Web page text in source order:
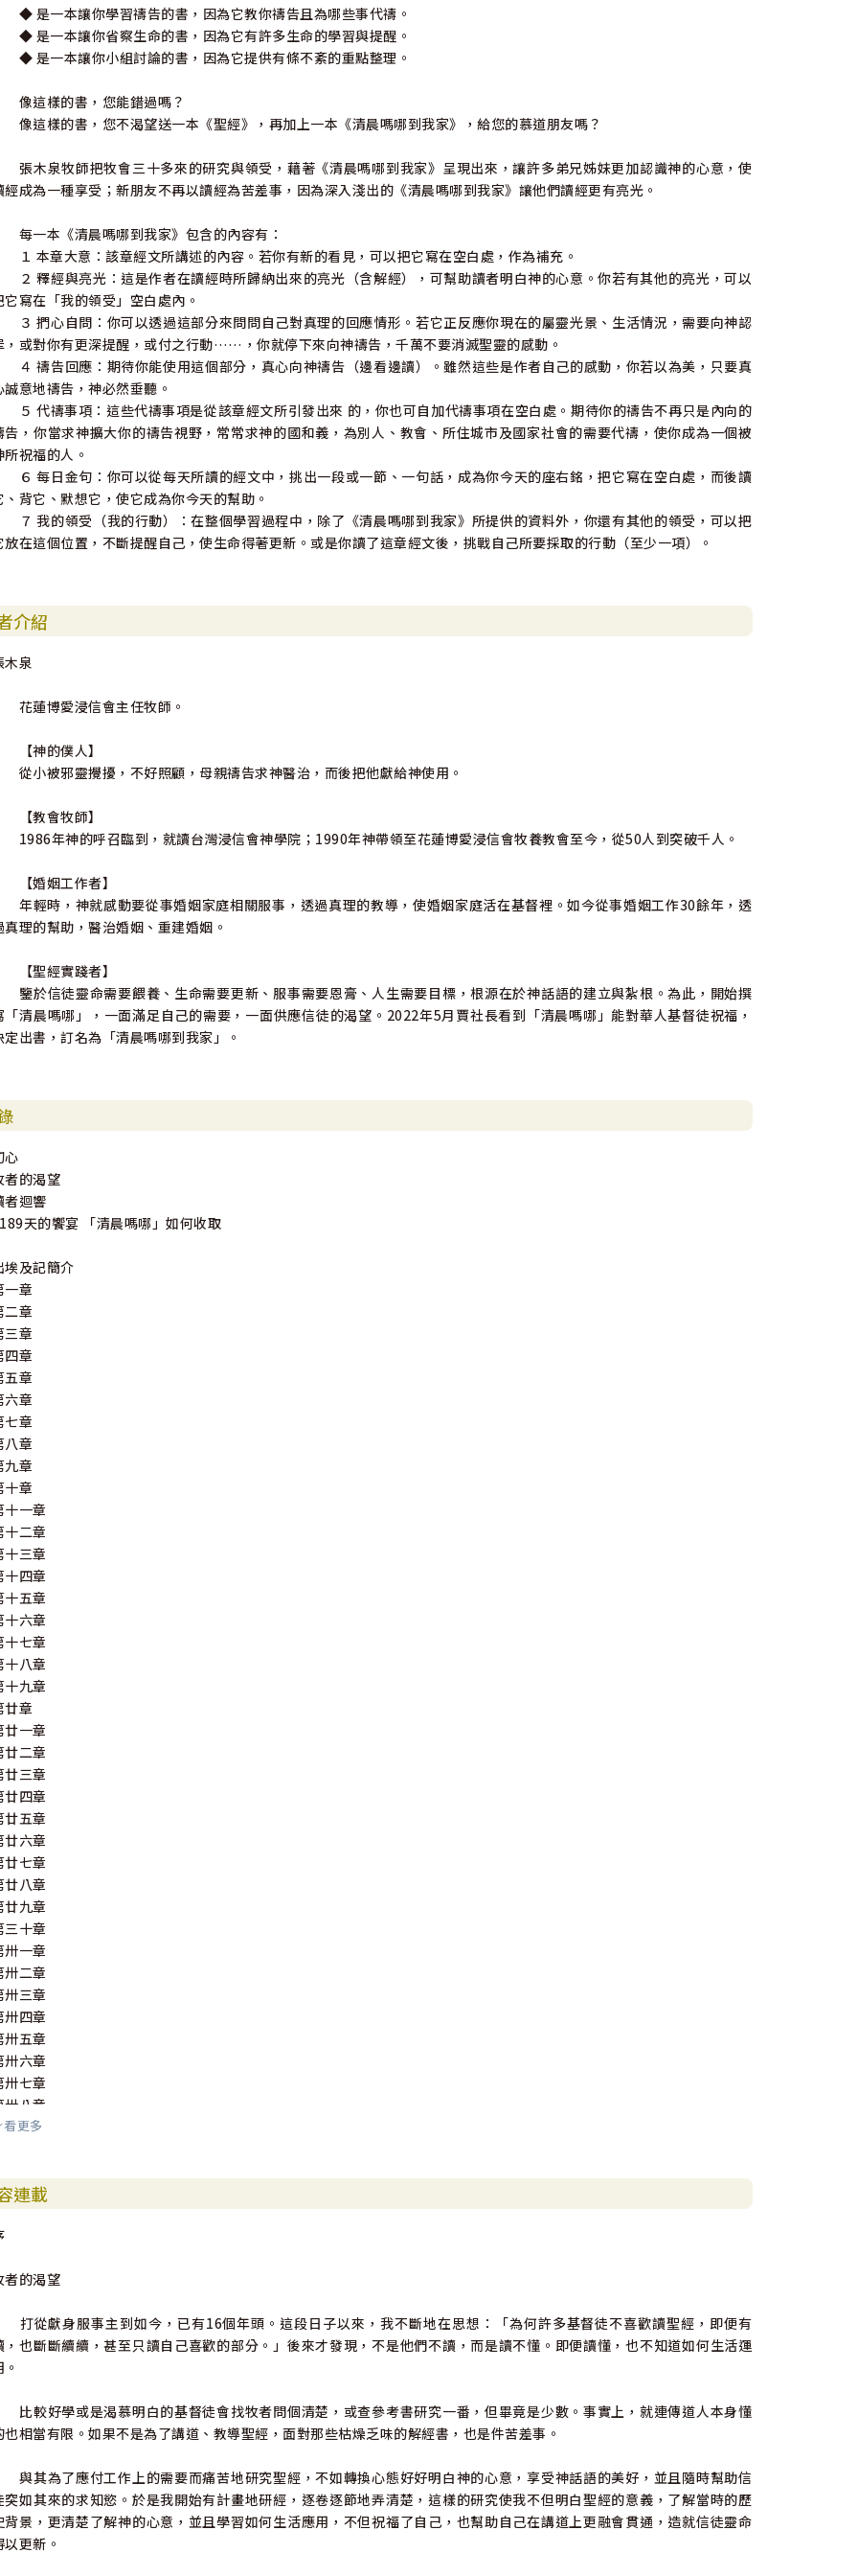
是一本讓你學習禱告的書，因為它教你禱告且為哪些事代禱。
是一本讓你省察生命的書，因為它有許多生命的學習與提醒。
是一本讓你小組討論的書，因為它提供有條不紊的重點整理。
這樣的書，您能錯過嗎？
這樣的書，您不渴望送一本《聖經》，再加上一本《清晨嗎哪到我家》，給您的慕道朋友嗎？
木泉牧師把牧會三十多來的研究與領受，藉著《清晨嗎哪到我家》呈現出來，讓許多弟兄姊妹更加認識神的心意，使
經成為一種享受；新朋友不再以讀經為苦差事，因為深入淺出的《清晨嗎哪到我家》讓他們讀經更有亮光。
一本《清晨嗎哪到我家》包含的內容有：
本章大意：該章經文所講述的內容。若你有新的看見，可以把它寫在空白處，作為補充。
釋經與亮光：這是作者在讀經時所歸納出來的亮光（含解經），可幫助讀者明白神的心意。你若有其他的亮光，可以
它寫在「我的領受」空白處內。
捫心自問：你可以透過這部分來問問自己對真理的回應情形。若它正反應你現在的屬靈光景、生活情況，需要向神認
，或對你有更深提醒，或付之行動……，你就停下來向神禱告，千萬不要消滅聖靈的感動。
禱告回應：期待你能使用這個部分，真心向神禱告（邊看邊讀）。雖然這些是作者自己的感動，你若以為美，只要真
誠意地禱告，神必然垂聽。
代禱事項：這些代禱事項是從該章經文所引發出來 的，你也可自加代禱事項在空白處。期待你的禱告不再只是內向的
告，你當求神擴大你的禱告視野，常常求神的國和義，為別人、教會、所住城市及國家社會的需要代禱，使你成為一個被
所祝福的人。
每日金句：你可以從每天所讀的經文中，挑出一段或一節、一句話，成為你今天的座右銘，把它寫在空白處，而後讀
、背它、默想它，使它成為你今天的幫助。
我的領受（我的行動）：在整個學習過程中，除了《清晨嗎哪到我家》所提供的資料外，你還有其他的領受，可以把
放在這個位置，不斷提醒自己，使生命得著更新。或是你讀了這章經文後，挑戰自己所要採取的行動（至少一項）。
介紹
木泉
蓮博愛浸信會主任牧師。
神的僕人】
小被邪靈攪擾，不好照顧，母親禱告求神醫治，而後把他獻給神使用。
教會牧師】
年神的呼召臨到，就讀台灣浸信會神學院；1990年神帶領至花蓮博愛浸信會牧養教會至今，從50人到突破千人。
婚姻工作者】
輕時，神就感動要從事婚姻家庭相關服事，透過真理的教導，使婚姻家庭活在基督裡。如今從事婚姻工作30餘年，透
真理的幫助，醫治婚姻、重建婚姻。
聖經實踐者】
於信徒靈命需要餵養、生命需要更新、服事需要恩膏、人生需要目標，根源在於神話語的建立與紮根。為此，開始撰
「清晨嗎哪」，一面滿足自己的需要，一面供應信徒的渴望。2022年5月賈社長看到「清晨嗎哪」能對華人基督徒祝福，
定出書，訂名為「清晨嗎哪到我家」。
心
者的渴望
者迴響
天的饗宴 「清晨嗎哪」如何收取
埃及記簡介
一章
二章
三章
四章
五章
六章
七章
八章
九章
十章
十一章
十二章
十三章
十四章
十五章
十六章
十七章
十八章
十九章
廿章
廿一章
廿二章
廿三章
廿四章
廿五章
廿六章
廿七章
廿八章
廿九章
三十章
卅一章
卅二章
卅三章
卅四章
卅五章
卅六章
卅七章
卅八章
卅九章
看更多
連載
者的渴望
從獻身服事主到如今，已有16個年頭。這段日子以來，我不斷地在思想：「為何許多基督徒不喜歡讀聖經，即便有
，也斷斷續續，甚至只讀自己喜歡的部分。」後來才發現，不是他們不讀，而是讀不懂。即便讀懂，也不知道如何生活運
較好學或是渴慕明白的基督徒會找牧者問個清楚，或查參考書研究一番，但畢竟是少數。事實上，就連傳道人本身懂
也相當有限。如果不是為了講道、教導聖經，面對那些枯燥乏味的解經書，也是件苦差事。
其為了應付工作上的需要而痛苦地研究聖經，不如轉換心態好好明白神的心意，享受神話語的美好，並且隨時幫助信
突如其來的求知慾。於是我開始有計畫地研經，逐卷逐節地弄清楚，這樣的研究使我不但明白聖經的意義，了解當時的歷
背景，更清楚了解神的心意，並且學習如何生活應用，不但祝福了自己，也幫助自己在講道上更融會貫通，造就信徒靈命
以更新。